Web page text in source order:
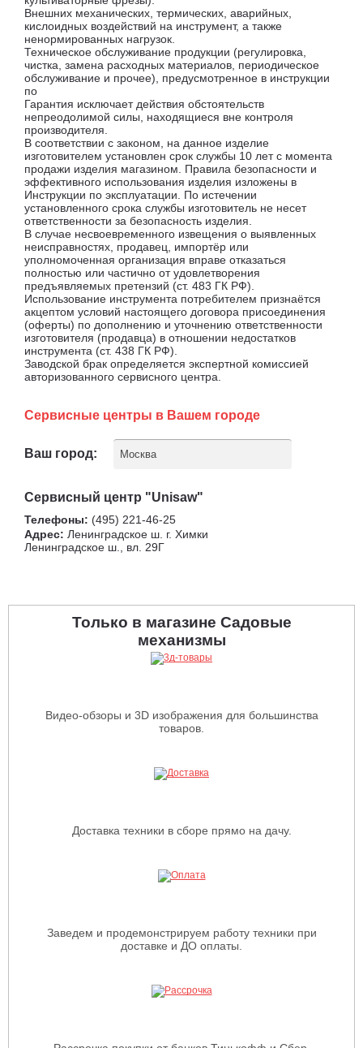
Внешних механических, термических, аварийных,
кислоидных воздействий на инструмент, а также
ненормированных нагрузок.
Техническое обслуживание продукции (регулировка,
чистка, замена расходных материалов, периодическое
обслуживание и прочее), предусмотренное в инструкции
по
Гарантия исключает действия обстоятельств
непреодолимой силы, находящиеся вне контроля
производителя.
В соответствии с законом, на данное изделие
изготовителем установлен срок службы 10 лет с момента
продажи изделия магазином. Правила безопасности и
эффективного использования изделия изложены в
Инструкции по эксплуатации. По истечении
установленного срока службы изготовитель не несет
ответственности за безопасность изделия.
В случае несвоевременного извещения о выявленных
неисправностях, продавец, импортёр или
уполномоченная организация вправе отказаться
полностью или частично от удовлетворения
предъявляемых претензий (ст. 483 ГК РФ).
Использование инструмента потребителем признаётся
акцептом условий настоящего договора присоединения
(оферты) по дополнению и уточнению ответственности
изготовителя (продавца) в отношении недостатков
инструмента (ст. 438 ГК РФ).
Заводской брак определяется экспертной комиссией
авторизованного сервисного центра.
Сервисные центры в Вашем городе
Ваш город: Москва
Сервисный центр "Unisaw"
Телефоны: (495) 221-46-25
Адрес: Ленинградское ш. г. Химки
Ленинградское ш., вл. 29Г
Только в магазине Садовые
механизмы
Видео-обзоры и 3D изображения для большинства
товаров.
Доставка техники в сборе прямо на дачу.
Заведем и продемонстрируем работу техники при
доставке и ДО оплаты.